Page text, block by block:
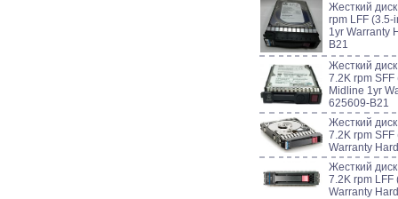
Жесткий
rpm LFF
1yr Warranty
B21
Жесткий
7.2K rpm
Midline 1yr
625609-B21
Жесткий
7.2K rpm
Warranty
Жесткий
7.2K rpm LFF
Warranty